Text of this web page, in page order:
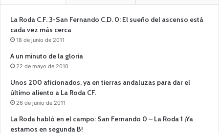
La Roda C.F. 3-San Fernando C.D. 0: El sueño del ascenso está
cada vez más cerca
18 de junio de 2011
A un minuto de la gloria
22 de mayo de 2010
Unos 200 aficionados, ya en tierras andaluzas para dar el
último aliento a La Roda CF.
26 de junio de 2011
La Roda habló en el campo: San Fernando 0 – La Roda 1 ¡Ya
estamos en segunda B!